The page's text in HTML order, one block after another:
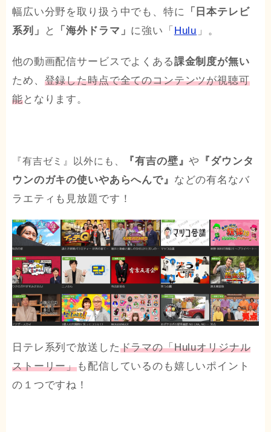
幅広い分野を取り扱う中でも、特に
「日本テレビ
系列」
と 「海外ドラマ」 に強い「 Hulu 」。
他の動画配信サービスでよくある課金制度が無い
ため、 登録した時点で全てのコンテンツが視聴可
能となります。
『有吉ゼミ』以外にも、 『有吉の壁』や
『ダウンタ
ウンのガキの使いやあらへんで』 などの有名なバ
ラエティも見放題です！
日テレ系列で放送したドラマの「Huluオリジナル
ストーリー」も配信しているのも嬉しいポイント
の１つですね！